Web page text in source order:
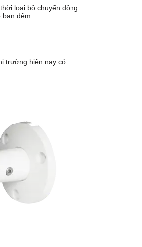
loại bỏ chuyển động
đêm.
trường hiện nay có